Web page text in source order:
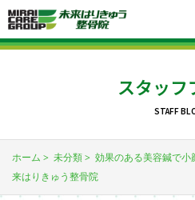
スタッフ
STAFF
ホーム 未分類
効果のある美容鍼で
来はりきゅう整骨院